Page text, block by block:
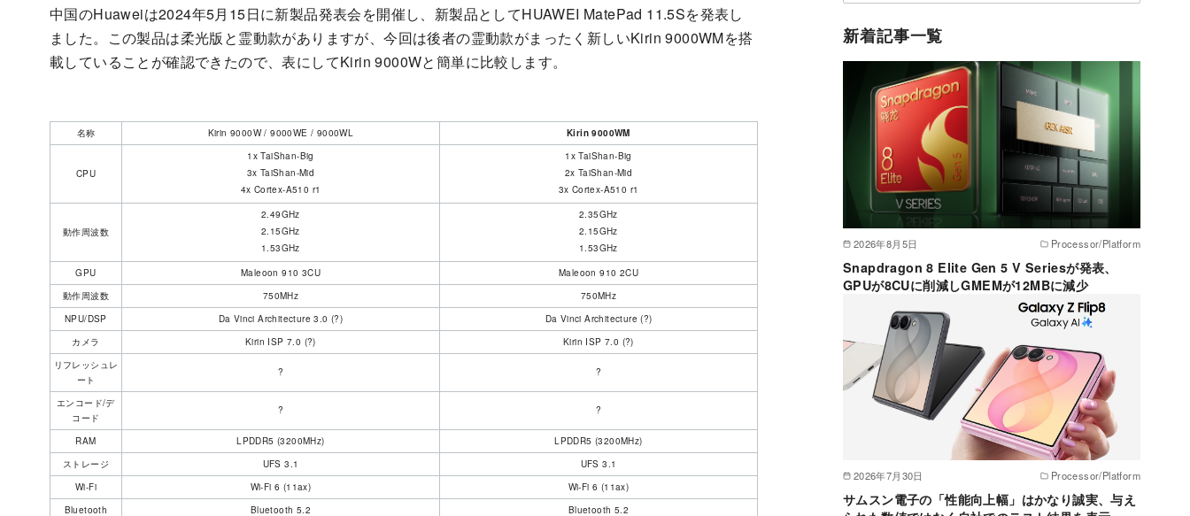
中国のHuaweiは2024年5月15日に新製品発表会を開催し、新製品としてHUAWEI MatePad 11.5Sを発表し
ました。この製品は柔光版と霊動款がありますが、今回は後者の霊動款がまったく新しいKirin 9000WMを搭
載していることが確認できたので、表にしてKirin 9000Wと簡単に比較します。
名称 Kirin 9000W / 9000WE / 9000WL Kirin 9000WM
CPU
1x TaiShan-Big
3x TaiShan-Mid
4x Cortex-A510 r1
1x TaiShan-Big
2x TaiShan-Mid
3x Cortex-A510 r1
動作周波数
2.49GHz
2.15GHz
1.53GHz
2.35GHz
2.15GHz
1.53GHz
GPU
Maleoon 910 3CU
Maleoon 910 2CU
動作周波数
750MHz
750MHz
NPU/DSP
Da Vinci Architecture 3.0 (?)
Da Vinci Architecture (?)
カメラ
Kirin ISP 7.0 (?)
Kirin ISP 7.0 (?)
リフレッシュレ
ート
? ?
エンコード/デ
コード
? ?
RAM LPDDR5 (3200MHz)
LPDDR5 (3200MHz)
ストレージ
UFS 3.1
UFS 3.1
Wi-Fi
Wi-Fi 6 (11ax)
Wi-Fi 6 (11ax)
Bluetooth
Bluetooth 5.2
Bluetooth 5.2
テ
ゴ
新着記事一覧
2026年8月5日 Processor/Platform
Snapdragon 8 Elite Gen 5 V Seriesが発表、
GPUが8CUに削減しGMEMが12MBに減少
2026年7月30日 Processor/Platform
サムスン電子の「性能向上幅」はかなり誠実、与え